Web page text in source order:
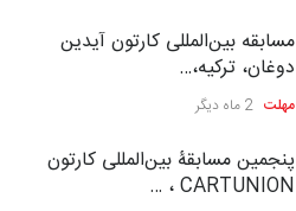
مسابقه بین‌المللی کارتون آیدین
دوغان، ترکیه،…
مهلت 2 ماه دیگر
پنجمین مسابقۀ بین‌المللی کارتون
CARTUNION ، …